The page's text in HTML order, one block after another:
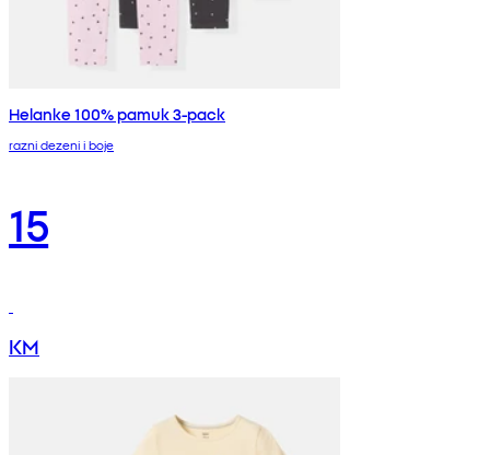
Helanke 100% pamuk 3-pack
razni dezeni i boje
15
KM